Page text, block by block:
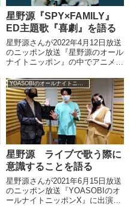
星野源『SPY×FAMILY』
ED主題歌『喜劇』を語る
星野源さんが2022年4月12日放送
のニッポン放送『星野源のオール
ナイトニッポン』の中でアニメ
グ主題歌『喜劇』について話して
いました。
YOASOBIのオールナイトニッポンX
星野源 ライブで歌う際に
意識することを語る
星野源さんが2021年6月15日放送
のニッポン放送『YOASOBIのオ
ールナイトニッポンX』に出演。